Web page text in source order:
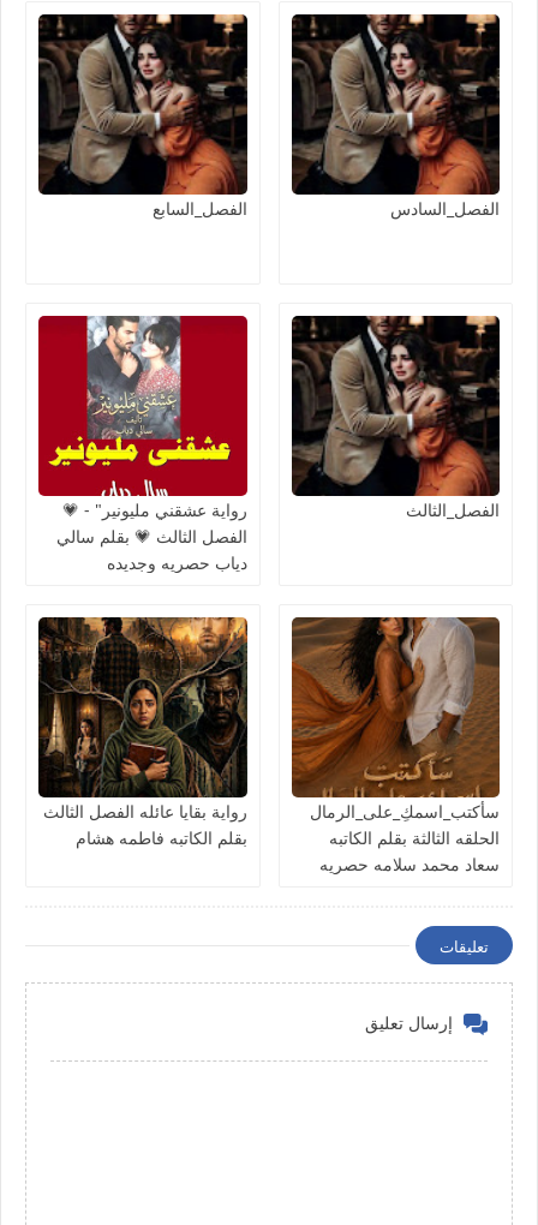
الفصل_السادس الفصل_السابع
الفصل_الثالث
رواية عشقني مليونير" - 💗
الفصل الثالث 💗 بقلم سالي
دياب حصريه وجديده
سأكتب_اسمكِ_على_الرمال
الحلقه الثالثة بقلم الكاتبه
سعاد محمد سلامه حصريه
رواية بقايا عائله الفصل الثالث
بقلم الكاتبه فاطمه هشام
تعليقات
إرسال تعليق